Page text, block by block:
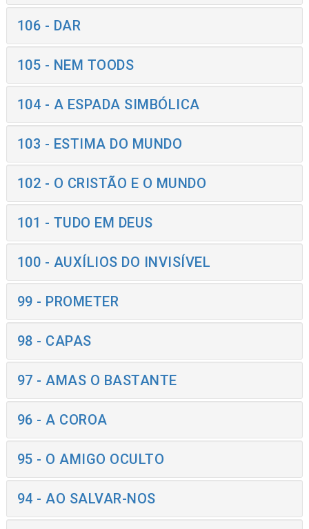
106 - DAR
105 - NEM TOODS
104 - A ESPADA SIMBÓLICA
103 - ESTIMA DO MUNDO
102 - O CRISTÃO E O MUNDO
101 - TUDO EM DEUS
100 - AUXÍLIOS DO INVISÍVEL
99 - PROMETER
98 - CAPAS
97 - AMAS O BASTANTE
96 - A COROA
95 - O AMIGO OCULTO
94 - AO SALVAR-NOS